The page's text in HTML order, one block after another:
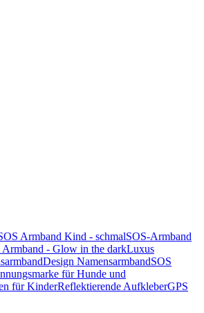
Armband Kind - schmalSOS-Armband
Armband - Glow in the darkLuxus
Design NamensarmbandSOS
für Hunde und
für KinderReflektierende AufkleberGPS